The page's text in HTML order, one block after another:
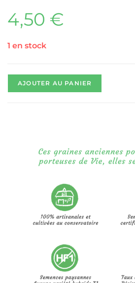
4,50 €
1 en stock
AJOUTER AU PANIER